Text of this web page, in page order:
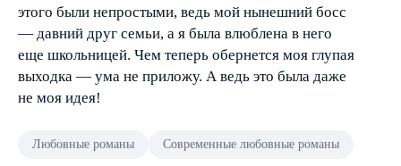
этого были непростыми, ведь мой нынешний босс
— давний друг семьи, а я была влюблена в него
еще школьницей. Чем теперь обернется моя глупая
выходка — ума не приложу. А ведь это была даже
не моя идея!
Любовные романы Современные любовные романы